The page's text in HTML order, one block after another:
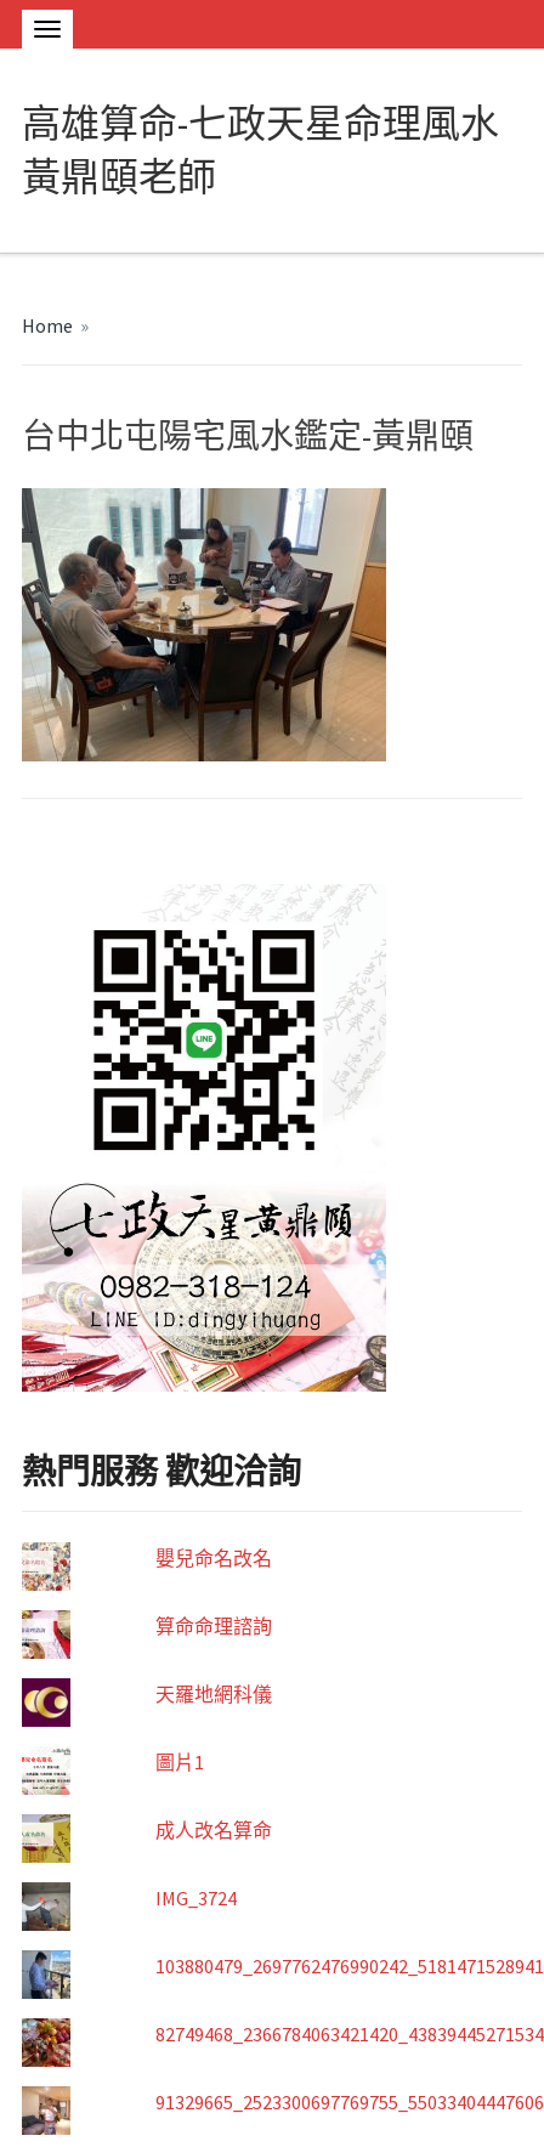
高雄算命-七政天星命理風水
黃鼎頤老師
Home »
台中北屯陽宅風水鑑定-黃鼎頤
熱門服務 歡迎洽詢
嬰兒命名改名
算命命理諮詢
天羅地網科儀
圖片1
成人改名算命
IMG_3724